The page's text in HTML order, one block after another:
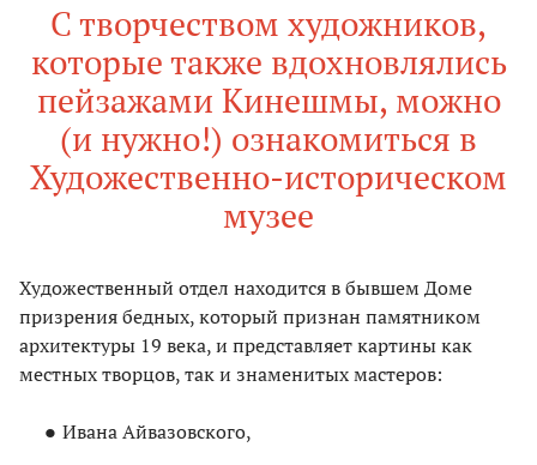
С творчеством художников,
которые также вдохновлялись
пейзажами Кинешмы, можно
(и нужно!) ознакомиться в
Художественно-историческом
музее
Художественный отдел находится в бывшем Доме
призрения бедных, который признан памятником
архитектуры 19 века, и представляет картины как
местных творцов, так и знаменитых мастеров:
Ивана Айвазовского,